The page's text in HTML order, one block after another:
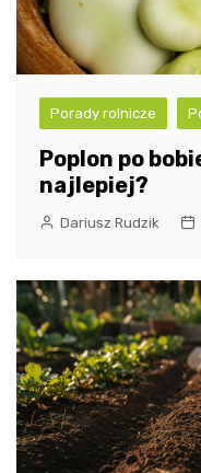
Porady rolnicze
Poplon po
najlepiej?
Dariusz Rudzik